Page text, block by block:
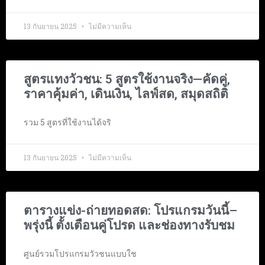
13 กันยายน 2025 ไม่มีความเห็น
สูตรแทงวัวชน: 5 สูตรใช้งานจริง—คัดคู่,
ราคาคุ้มค่า, เดินเงิน, ไลฟ์สด, สมุดสถิติ
รวม 5 สูตรที่ใช้งานได้จริ
13 กันยายน 2025 ไม่มีความเห็น
ตารางแข่ง-ถ่ายทอดสด: โปรแกรมวันนี้–
พรุ่งนี้ ตั้งเตือนคู่โปรด และช่องทางรับชม
ศูนย์รวมโปรแกรมวัวชนแบบใช